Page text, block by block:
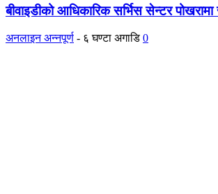
बीवाइडीको आधिकारिक सर्भिस सेन्टर
अनलाइन अन्नपूर्ण - ६ घण्टा अगाडि 0